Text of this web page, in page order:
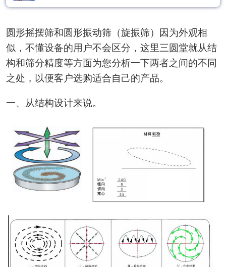
圆形摇摆筛和圆形振动筛（旋振筛）因为外观相
似，不懂设备的用户不会区分，这里三圆堂就从结
构和筛分精度等方面为您分析一下两者之间的不同
之处，以便客户选购适合自己的产品。
一、从结构设计来说。